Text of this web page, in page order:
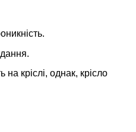
кріслі, однак, крісло